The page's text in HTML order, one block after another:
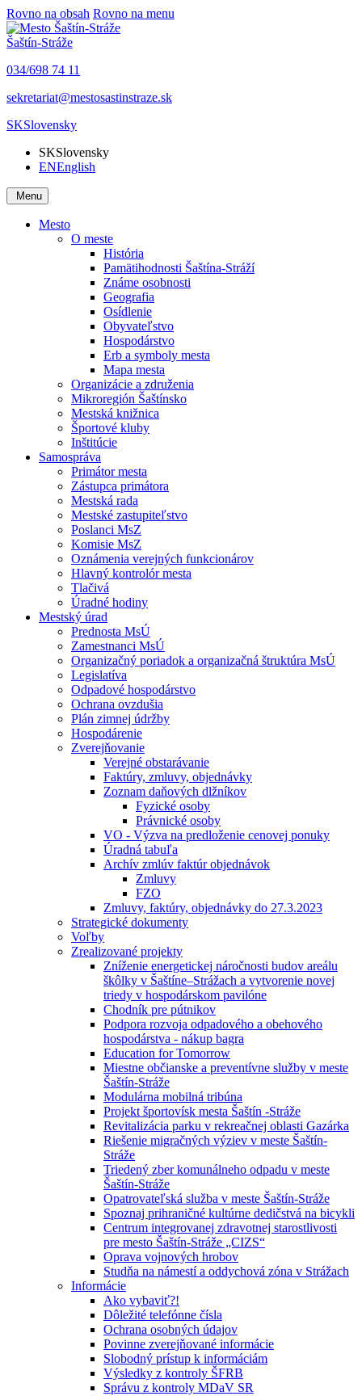
Rovno na obsah Rovno na menu
Šaštín-Stráže
034/698 74 11
sekretariat@mestosastinstraze.sk
SKSlovensky
SKSlovensky
ENEnglish
Menu
Mesto
O meste
História
Pamätihodnosti Šaštína-Stráží
Známe osobnosti
Geografia
Osídlenie
Obyvateľstvo
Hospodárstvo
Erb a symboly mesta
Mapa mesta
Organizácie a združenia
Mikroregión Šaštínsko
Mestská knižnica
Športové kluby
Inštitúcie
Samospráva
Primátor mesta
Zástupca primátora
Mestská rada
Mestské zastupiteľstvo
Poslanci MsZ
Komisie MsZ
Oznámenia verejných funkcionárov
Hlavný kontrolór mesta
Tlačivá
Úradné hodiny
Mestský úrad
Prednosta MsÚ
Zamestnanci MsÚ
Organizačný poriadok a organizačná štruktúra MsÚ
Legislatíva
Odpadové hospodárstvo
Ochrana ovzdušia
Plán zimnej údržby
Hospodárenie
Zverejňovanie
Verejné obstarávanie
Faktúry, zmluvy, objednávky
Zoznam daňových dlžníkov
Fyzické osoby
Právnické osoby
VO - Výzva na predloženie cenovej ponuky
Úradná tabuľa
Archív zmlúv faktúr objednávok
Zmluvy
FZO
Zmluvy, faktúry, objednávky do 27.3.2023
Strategické dokumenty
Voľby
Zrealizované projekty
Zníženie energetickej náročnosti budov areálu
škôlky v Šaštíne–Strážach a vytvorenie novej
triedy v hospodárskom pavilóne
Chodník pre pútnikov
Podpora rozvoja odpadového a obehového
hospodárstva - nákup bagra
Education for Tomorrow
Miestne občianske a preventívne služby v meste
Šaštín-Stráže
Modulárna mobilná tribúna
Projekt športovísk mesta Šaštín -Stráže
Revitalizácia parku v rekreačnej oblasti Gazárka
Riešenie migračných výziev v meste Šaštín-
Stráže
Triedený zber komunálneho odpadu v meste
Šaštín-Stráže
Opatrovateľská služba v meste Šaštín-Stráže
Spoznaj prihraničné kultúrne dedičstvá na bicykli
Centrum integrovanej zdravotnej starostlivosti
pre mesto Šaštín-Stráže „CIZS“
Oprava vojnových hrobov
Studňa na námestí a oddychová zóna v Strážach
Informácie
Ako vybaviť?!
Dôležité telefónne čísla
Ochrana osobných údajov
Povinne zverejňované informácie
Slobodný prístup k informáciám
Výsledky z kontroly ŠFRB
Správu z kontroly MDaV SR